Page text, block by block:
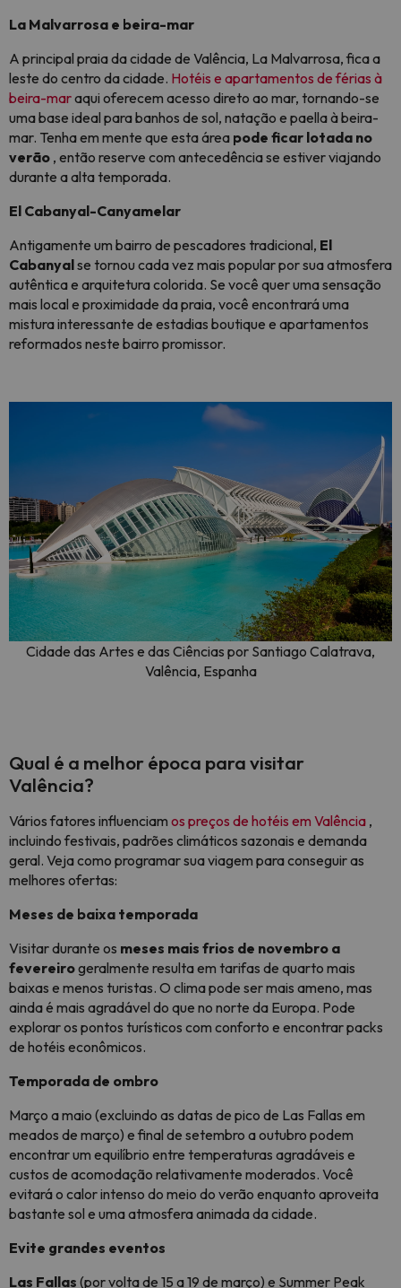
La Malvarrosa e beira-mar
A principal praia da cidade de Valência, La Malvarrosa, fica a
leste do centro da cidade. Hotéis e apartamentos de férias à
beira-maraqui oferecem acesso direto ao mar, tornando-se
uma base ideal para banhos de sol, natação e paella à beira-
mar. Tenha em mente que esta área pode ficar lotada no
verão , então reserve com antecedência se estiver viajando
durante a alta temporada.
El Cabanyal-Canyamelar
Antigamente um bairro de pescadores tradicional, El
Cabanyalse tornou cada vez mais popular por sua atmosfera
autêntica e arquitetura colorida. Se você quer uma sensação
mais local e proximidade da praia, você encontrará uma
mistura interessante de estadias boutique e apartamentos
reformados neste bairro promissor.
Cidade das Artes e das Ciências por Santiago Calatrava,
Valência, Espanha
Qual é a melhor época para visitar
Valência?
Vários fatores influenciam os preços de hotéis em Valência ,
incluindo festivais, padrões climáticos sazonais e demanda
geral. Veja como programar sua viagem para conseguir as
melhores ofertas:
Meses de baixa temporada
Visitar durante os meses mais frios de novembro a
fevereirogeralmente resulta em tarifas de quarto mais
baixas e menos turistas. O clima pode ser mais ameno, mas
ainda é mais agradável do que no norte da Europa. Pode
explorar os pontos turísticos com conforto e encontrar packs
de hotéis econômicos.
Temporada de ombro
Março a maio (excluindo as datas de pico de Las Fallas em
meados de março) e final de setembro a outubro podem
encontrar um equilíbrio entre temperaturas agradáveis e
custos de acomodação relativamente moderados. Você
evitará o calor intenso do meio do verão enquanto aproveita
bastante sol e uma atmosfera animada da cidade.
Evite grandes eventos
Las Fallas (por volta de 15 a 19 de março) e Summer Peak